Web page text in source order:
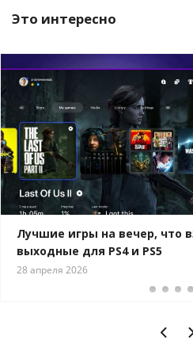
Это интересно
Лучшие игры на вечер, что
выходные для PS4 и PS5
28 апреля 2026